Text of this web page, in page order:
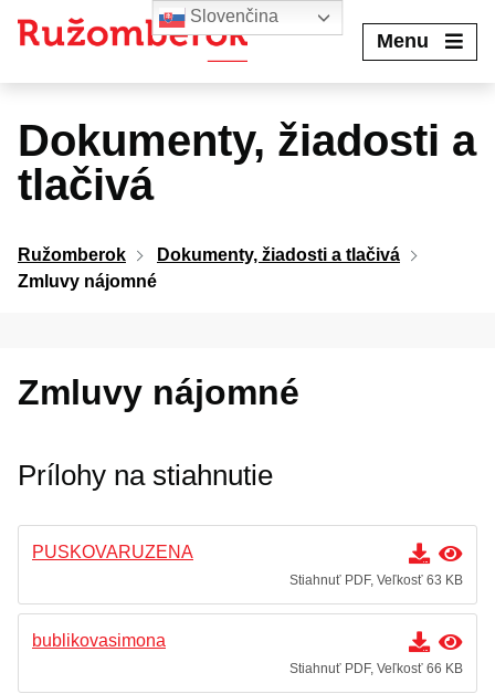
Menu
Dokumenty, žiadosti a
tlačivá
Ružomberok
Dokumenty, žiadosti a tlačivá
Zmluvy nájomné
Zmluvy nájomné
Prílohy na stiahnutie
PUSKOVARUZENA
Stiahnuť PDF, Veľkosť 63 KB
bublikovasimona
Stiahnuť PDF, Veľkosť 66 KB
Slovenčina